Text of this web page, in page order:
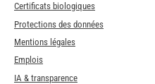
Certificats biologiques
Protections des données
Mentions légales
Emplois
IA & transparence